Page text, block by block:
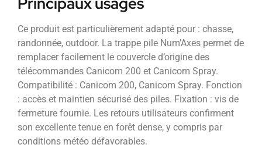
Ce produit est particulièrement adapté pour : chasse,
randonnée, outdoor. La trappe pile Num’Axes permet de
remplacer facilement le couvercle d’origine des
télécommandes Canicom 200 et Canicom Spray.
Compatibilité : Canicom 200, Canicom Spray. Fonction
: accès et maintien sécurisé des piles. Fixation : vis de
fermeture fournie. Les retours utilisateurs confirment
son excellente tenue en forêt dense, y compris par
conditions météo défavorables.